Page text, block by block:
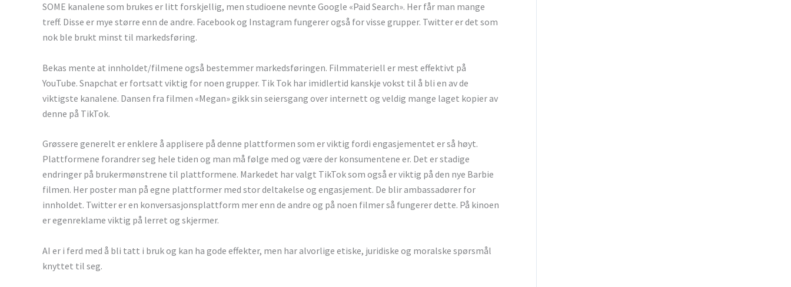
SOME kanalene som brukes er litt forskjellig, men studioene nevnte Google «Paid Search». Her får man mange
treff. Disse er mye større enn de andre. Facebook og Instagram fungerer også for visse grupper. Twitter er det som
nok ble brukt minst til markedsføring.
Bekas mente at innholdet/filmene også bestemmer markedsføringen. Filmmateriell er mest effektivt på
YouTube. Snapchat er fortsatt viktig for noen grupper. Tik Tok har imidlertid kanskje vokst til å bli en av de
viktigste kanalene. Dansen fra filmen «Megan» gikk sin seiersgang over internett og veldig mange laget kopier av
denne på TikTok.
Grøssere generelt er enklere å applisere på denne plattformen som er viktig fordi engasjementet er så høyt.
Plattformene forandrer seg hele tiden og man må følge med og være der konsumentene er. Det er stadige
endringer på brukermønstrene til plattformene. Markedet har valgt TikTok som også er viktig på den nye Barbie
filmen. Her poster man på egne plattformer med stor deltakelse og engasjement. De blir ambassadører for
innholdet. Twitter er en konversasjonsplattform mer enn de andre og på noen filmer så fungerer dette. På kinoen
er egenreklame viktig på lerret og skjermer.
AI er i ferd med å bli tatt i bruk og kan ha gode effekter, men har alvorlige etiske, juridiske og moralske spørsmål
knyttet til seg.